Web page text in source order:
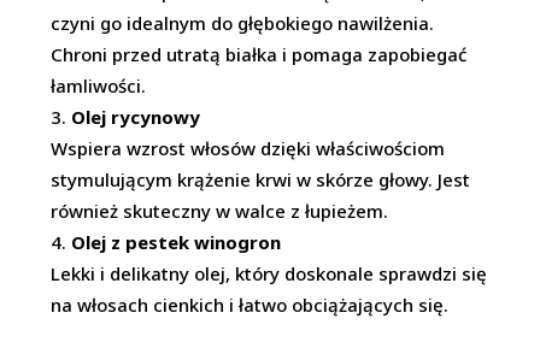
czyni go idealnym do głębokiego nawilżenia.
Chroni przed utratą białka i pomaga zapobiegać
łamliwości.
Olej rycynowy
Wspiera wzrost włosów dzięki właściwościom
stymulującym krążenie krwi w skórze głowy. Jest
również skuteczny w walce z łupieżem.
Olej z pestek winogron
Lekki i delikatny olej, który doskonale sprawdzi się
na włosach cienkich i łatwo obciążających się.